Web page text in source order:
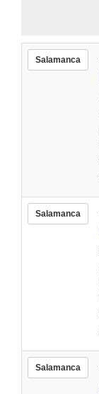
Salamanca
Salamanca
Salamanca